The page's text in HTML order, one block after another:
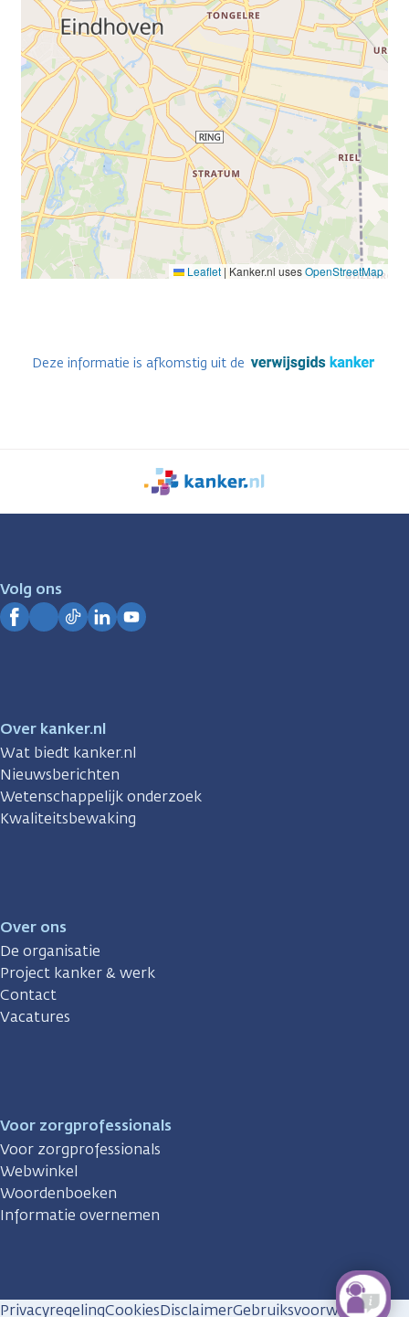
Leaflet | Kanker.nl usesOpenStreetMap
Deze informatie is afkomstig uit de
We
zijn
Volg ons
Over kanker.nl
Wat biedt kanker.nl
Nieuwsberichten
Wetenschappelijk onderzoek
Kwaliteitsbewaking
Over ons
De organisatie
Project kanker & werk
Contact
Vacatures
Voor zorgprofessionals
Voor zorgprofessionals
Webwinkel
Woordenboeken
Informatie overnemen
PrivacyregelingCookiesDisclaimerGebruiksvoorwaarden